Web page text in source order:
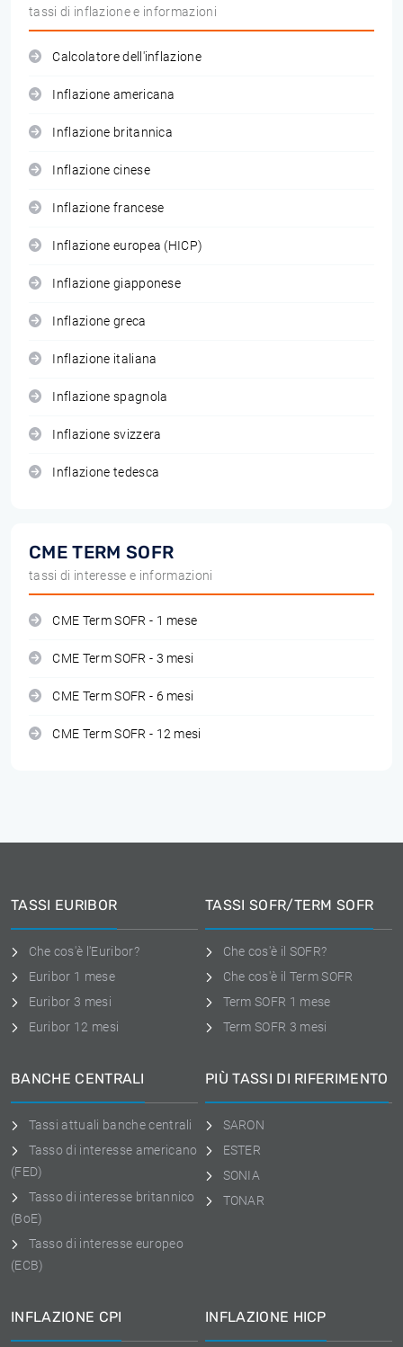
tassi di inflazione e informazioni
Calcolatore dell'inflazione
Inflazione americana
Inflazione britannica
Inflazione cinese
Inflazione francese
Inflazione europea (HICP)
Inflazione giapponese
Inflazione greca
Inflazione italiana
Inflazione spagnola
Inflazione svizzera
Inflazione tedesca
CME TERM SOFR
tassi di interesse e informazioni
CME Term SOFR - 1 mese
CME Term SOFR - 3 mesi
CME Term SOFR - 6 mesi
CME Term SOFR - 12 mesi
TASSI EURIBOR
Che cos'è l'Euribor?
Euribor 1 mese
Euribor 3 mesi
Euribor 12 mesi
TASSI SOFR/TERM SOFR
Che cos'è il SOFR?
Che cos'è il Term SOFR
Term SOFR 1 mese
Term SOFR 3 mesi
BANCHE CENTRALI
Tassi attuali banche centrali
Tasso di interesse americano
(FED)
Tasso di interesse britannico
(BoE)
Tasso di interesse europeo
(ECB)
PIÙ TASSI DI RIFERIMENTO
SARON
ESTER
SONIA
TONAR
INFLAZIONE CPI INFLAZIONE HICP